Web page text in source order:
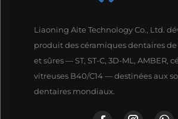
Liaoning Aite Technology Co., Ltd.
produit des céramiques dentaires
et sûres — ST, ST-C, 3D-ML, AMBER,
vitreuses B40/C14 — destinées aux
dentaires mondiaux.